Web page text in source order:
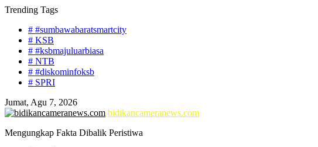
Skip
content
Trending Tags
# #sumbawabaratsmartcity
# KSB
# #ksbmajuluarbiasa
# NTB
# #diskominfoksb
# SPRI
Jumat, Agu 7, 2026
bidikancameranews.com
Mengungkap Fakta Dibalik Peristiwa